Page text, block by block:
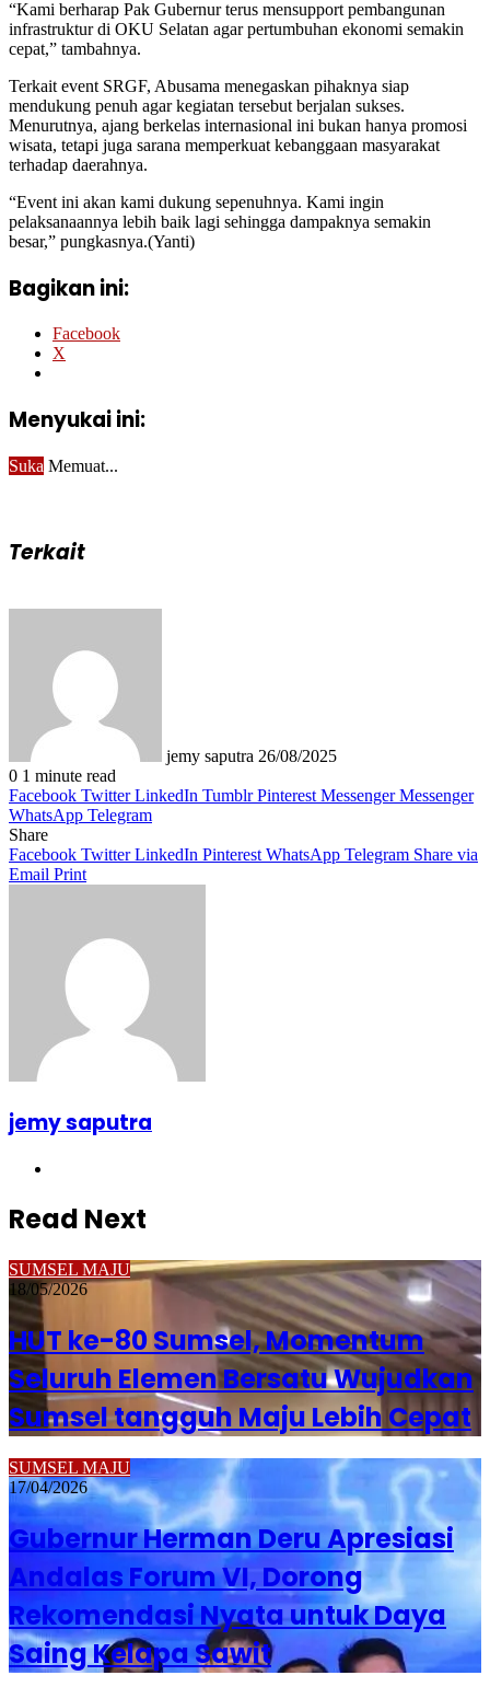
“Kami berharap Pak Gubernur terus mensupport pembangunan
infrastruktur di OKU Selatan agar pertumbuhan ekonomi semakin
cepat,” tambahnya.
Terkait event SRGF, Abusama menegaskan pihaknya siap
mendukung penuh agar kegiatan tersebut berjalan sukses.
Menurutnya, ajang berkelas internasional ini bukan hanya promosi
wisata, tetapi juga sarana memperkuat kebanggaan masyarakat
terhadap daerahnya.
“Event ini akan kami dukung sepenuhnya. Kami ingin
pelaksanaannya lebih baik lagi sehingga dampaknya semakin
besar,” pungkasnya.(Yanti)
Bagikan ini:
Facebook
X
Menyukai ini:
Suka Memuat...
Terkait
jemy saputra 26/08/2025
0 1 minute read
Facebook Twitter LinkedIn Tumblr Pinterest Messenger Messenger
WhatsApp Telegram
Share
Facebook Twitter LinkedIn Pinterest WhatsApp Telegram Share via
Email Print
jemy saputra
Read Next
SUMSEL MAJU
18/05/2026
HUT ke-80 Sumsel, Momentum
Seluruh Elemen Bersatu Wujudkan
Sumsel tangguh Maju Lebih Cepat
SUMSEL MAJU
17/04/2026
Gubernur Herman Deru Apresiasi
Andalas Forum VI, Dorong
Rekomendasi Nyata untuk Daya
Saing Kelapa Sawit